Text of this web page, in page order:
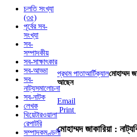
প্রথম পাতাআর্টিক্যালমোহাম্মদ
আছেন
Email
Print
মোহাম্মদ জাকারিয়া :
চলতি সংখ্যা
(৩৫)
পূর্বের সব-
সংখ্যা
সব-
সম্পাদকীয়
সব-সাক্ষাৎকার
সব-আড্ডা
সব-
নাট্যসমালোচনা
সব-নাটক
লেখক
থিয়েটারওয়ালা
রেপাটরি
সম্পাদকমণ্ডলী